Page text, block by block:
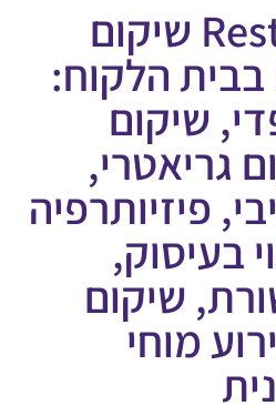
Restart Therapy שיקום
בבית הלקוח:
שיקום
גריאטרי,
פיזיותרפיה
בעיסוק,
שיקום
מוחי